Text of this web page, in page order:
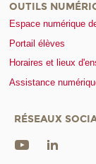
OUTILS
Espace numérique
Portail élèves
Horaires et lieux
Assistance
RÉSEAUX